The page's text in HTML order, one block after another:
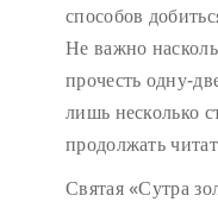
способов
Не важно
прочесть одну-
лишь несколько
продолжать
Святая «Сутра